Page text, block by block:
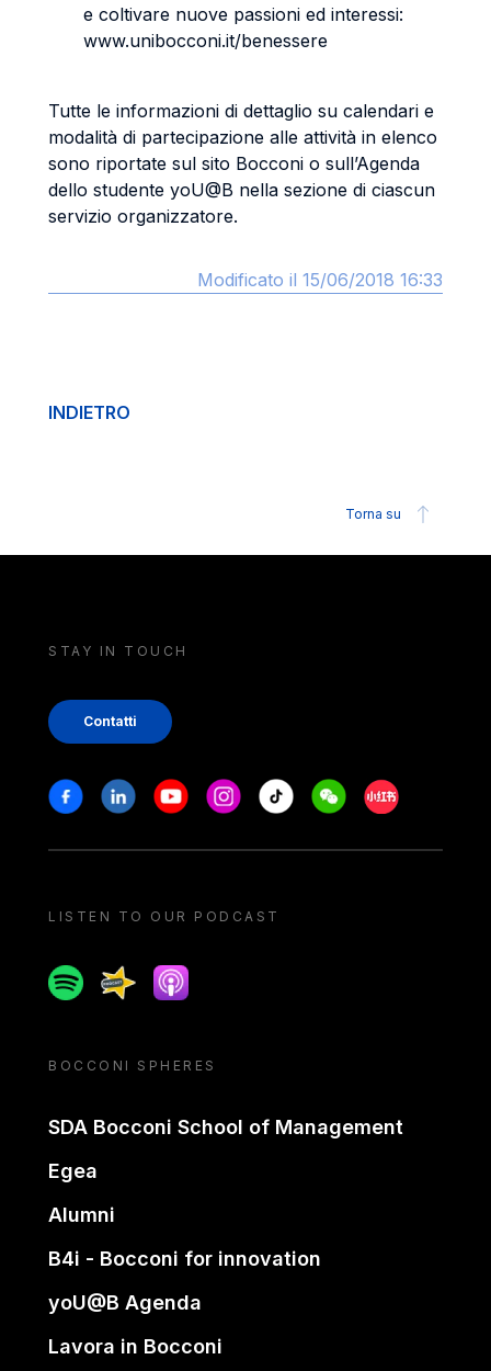
e coltivare nuove passioni ed interessi:
www.unibocconi.it/benessere
Tutte le informazioni di dettaglio su calendari e
modalità di partecipazione alle attività in elenco
sono riportate sul sito Bocconi o sull’Agenda
dello studente yoU@B nella sezione di ciascun
servizio organizzatore.
Modificato il 15/06/2018 16:33
INDIETRO
Torna su
STAY IN TOUCH
Contatti
Stay in touch
FacebookLinkedinYoutubeInstagram
Tiktok WeechatXiaohongshu/
LISTEN TO OUR PODCAST
SpotifySpreakerApple podcast
BOCCONI SPHERES
SDA Bocconi School of Management
Egea
Alumni
B4i - Bocconi for innovation
yoU@B Agenda
Lavora in Bocconi